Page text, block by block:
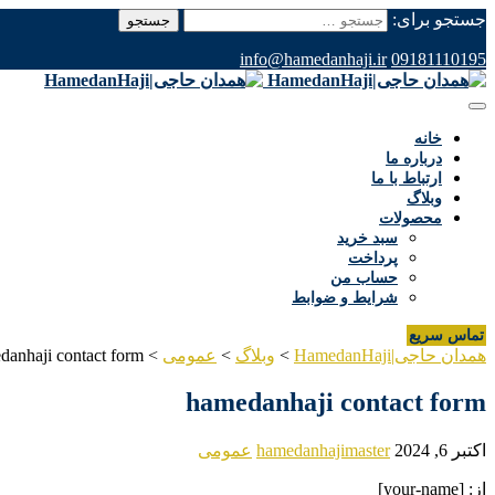
جستجو برای:
09181110195
info@hamedanhaji.ir
خانه
درباره ما
ارتباط با ما
وبلاگ
محصولات
سبد خرید
پرداخت
حساب من
شرایط و ضوابط
تماس سریع
همدان حاجی|HamedanHaji > وبلاگ > عمومی >
contact form
hamedanhaji contact form
اکتبر 6, 2024 hamedanhajimaster عمومی
از: [your-name]